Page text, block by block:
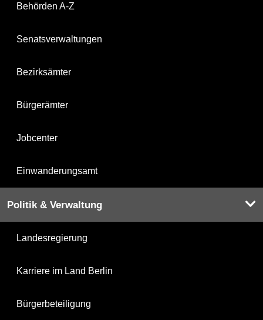
Behörden A-Z
Senatsverwaltungen
Bezirksämter
Bürgerämter
Jobcenter
Einwanderungsamt
Politik & Verwaltung
Landesregierung
Karriere im Land Berlin
Bürgerbeteiligung